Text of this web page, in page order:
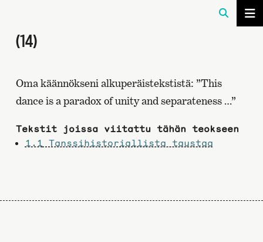
(14)
Oma käännökseni alkuperäistekstistä: ”This
dance is a paradox of unity and separateness …”
Tekstit joissa viitattu tähän teokseen
1.1 Tanssihistoriallista taustaa